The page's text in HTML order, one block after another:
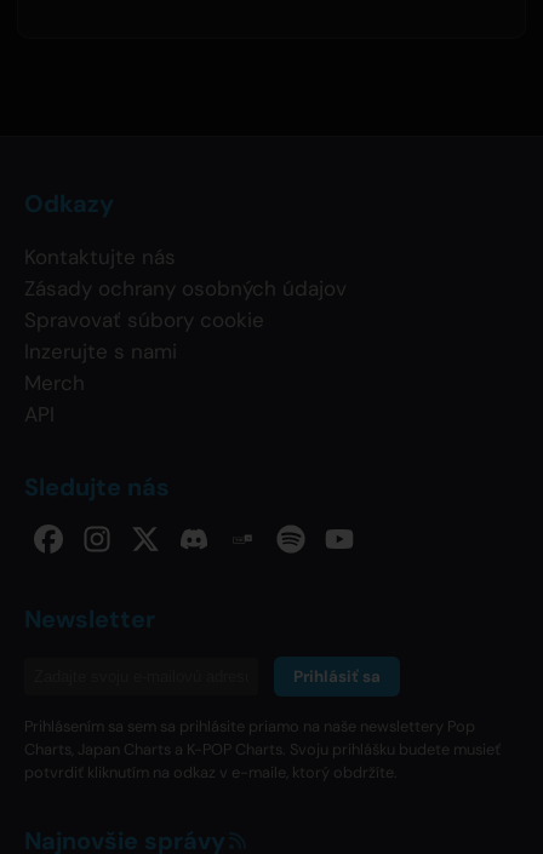
Odkazy
Kontaktujte nás
Zásady ochrany osobných údajov
Spravovať súbory cookie
Inzerujte s nami
Merch
API
Sledujte nás
Newsletter
Prihlásiť sa
Prihlásením sa sem sa prihlásite priamo na naše newslettery Pop
Charts, Japan Charts a K-POP Charts. Svoju prihlášku budete musieť
potvrdiť kliknutím na odkaz v e-maile, ktorý obdržíte.
Najnovšie správy